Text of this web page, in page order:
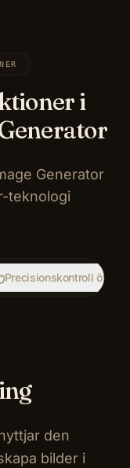
i
Generator
teknologi
Precisionskontroll över
den
bilder i